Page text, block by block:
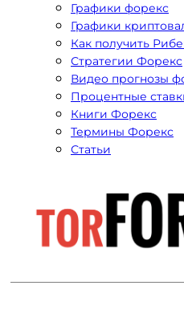
Графики форекс
Графики
Как получить
Стратегии Форекс
Видео прогнозы
Процентные
Книги Форекс
Термины Форекс
Статьи